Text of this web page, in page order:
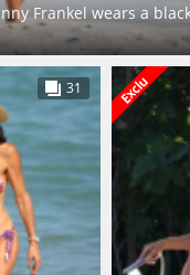
Frankel wears a
31